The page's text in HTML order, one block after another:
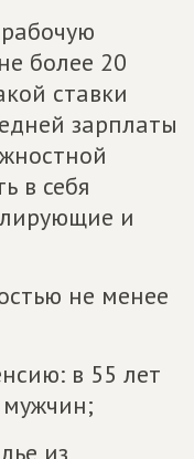
более 20
ставки
зарплаты
в себя
и
не менее
в 55 лет
из